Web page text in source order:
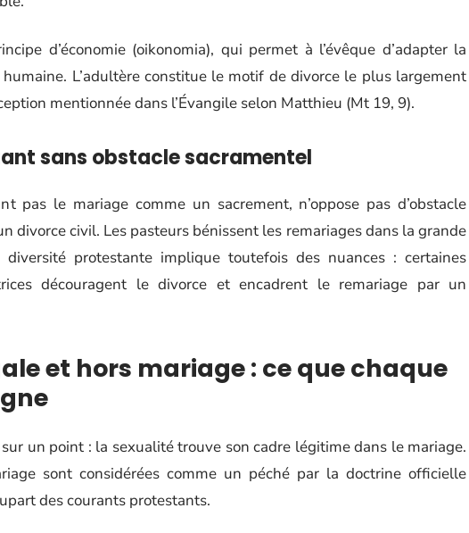
d’économie (oikonomia), qui permet à l’évêque d’adapter la
L’adultère constitue le motif de divorce le plus largement
mentionnée dans l’Évangile selon Matthieu (Mt 19, 9).
sans obstacle sacramentel
pas le mariage comme un sacrement, n’oppose pas d’obstacle
divorce civil. Les pasteurs bénissent les remariages dans la grande
diversité protestante implique toutefois des nuances : certaines
découragent le divorce et encadrent le remariage par un
et hors mariage : ce que chaque
sur un point : la sexualité trouve son cadre légitime dans le mariage.
sont considérées comme un péché par la doctrine officielle
des courants protestants.